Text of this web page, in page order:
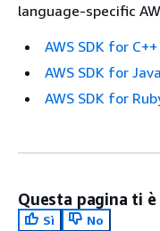
language-specific
AWS SDK for C++
AWS SDK for
AWS SDK for
Questa pagina ti
Sì
No